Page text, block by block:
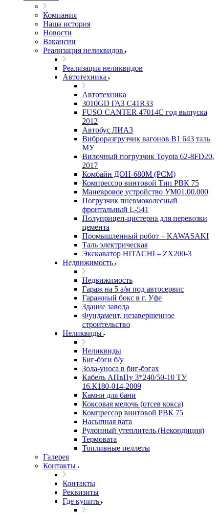
Компания
Наша история
Новости
Вакансии
Реализация неликвидов
Реализация неликвидов
Автотехника
Автотехника
3010GD ГАЗ С41R33
FUSO CANTER 47014C год выпуска
2012
Автобус ЛИАЗ
Виброразгрузчик вагонов В1 643 таль
МУ
Вилочный погрузчик Toyota 62-8FD20,
2017
Комбайн ДОН-680М (РСМ)
Компрессор винтовой Тип РВК 75
Маневровое устройство УМ01.00.000
Погрузчик пневмоколесный
фронтальный L-541
Полуприцеп-цистерна для перевозки
цемента
Промышленный робот – KAWASAKI
Таль электрическая
Экскаватор HITACHI – ZX200-3
Недвижимость
Недвижимость
Гараж на 5 а/м под автосервис
Гаражный бокс в г. Уфе
Здание завода
Фундамент, незавершенное
строительство
Неликвиды
Неликвиды
Биг-бэги б/у
Зола-уноса в биг-бэгах
Кабель АПвПу 3*240/50-10 ТУ
16.К180-014-2009
Камни для бани
Коксовая мелочь (отсев кокса)
Компрессор винтовой РВК 75
Насыпная вата
Рулонный утеплитель (Некондиция)
Термовата
Топливные пеллеты
Галерея
Контакты
Контакты
Реквизиты
Где купить